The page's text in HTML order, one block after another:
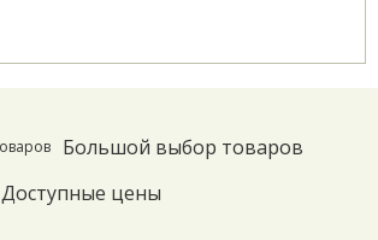
Большой выбор товаров
Доступные цены